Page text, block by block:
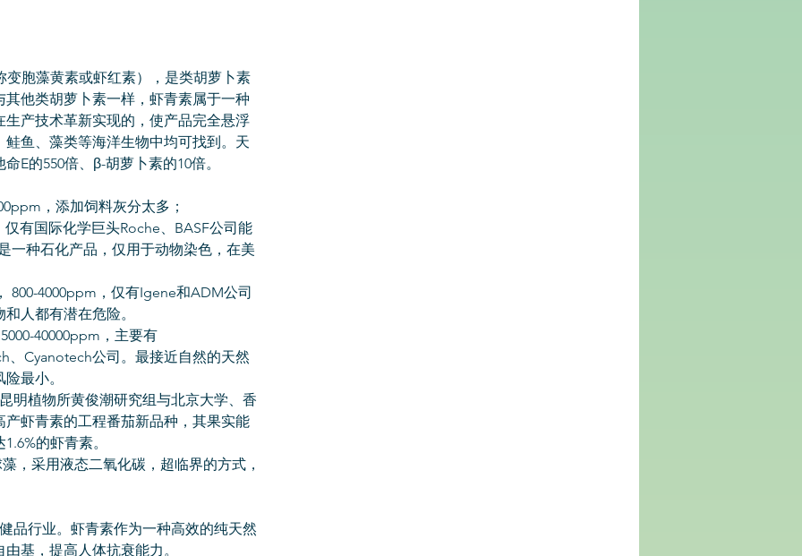
变胞藻黄素或虾红素），是类胡萝卜素
他类胡萝卜素一样，虾青素属于一种
产技术革新实现的，使产品完全悬浮
鱼、藻类等海洋生物中均可找到。天
E的550倍、β-胡萝卜素的10倍。
，添加饲料灰分太多；
有国际化学巨头Roche、BASF公司能
一种石化产品，仅用于动物染色，在美
800-4000ppm，仅有Igene和ADM公司
人都有潜在危险。
40000ppm，主要有
、Cyanotech公司。最接近自然的天然
最小。
明植物所黄俊潮研究组与北京大学、香
虾青素的工程番茄新品种，其果实能
的虾青素。
，采用液态二氧化碳，超临界的方式，
品行业。虾青素作为一种高效的纯天然
基，提高人体抗衰能力。